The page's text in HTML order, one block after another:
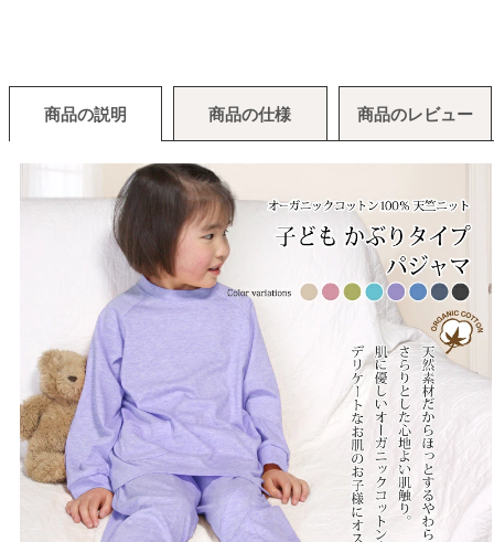
商品の説明 商品の仕様 商品のレビュー